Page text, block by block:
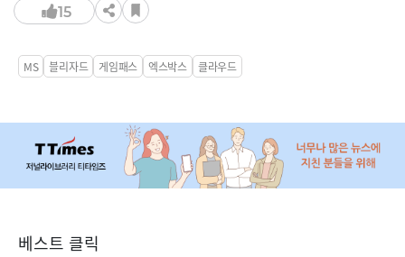
15
MS 블리자드 게임패스 엑스박스 클라우드
베스트 클릭